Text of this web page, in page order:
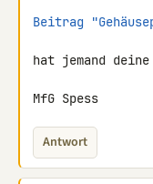
Beitrag
hat jemand
MfG Spess
Antwort